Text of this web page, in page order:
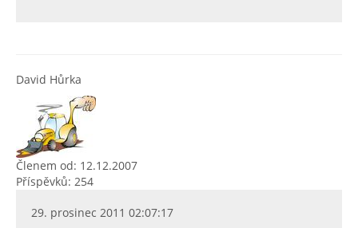
David Hůrka
Členem od: 12.12.2007
Příspěvků: 254
29. prosinec 2011 02:07:17